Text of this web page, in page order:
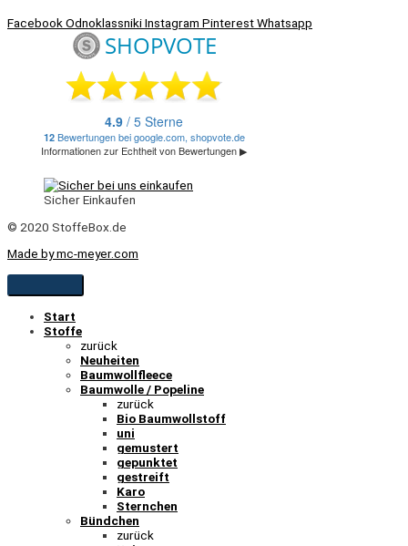
FacebookOdnoklassnikiInstagram PinterestWhatsapp
Sicher Einkaufen
© 2020 StoffeBox.de
Made by mc-meyer.com
Start
Stoffe
zurück
Neuheiten
Baumwollfleece
Baumwolle / Popeline
zurück
Bio Baumwollstoff
uni
gemustert
gepunktet
gestreift
Karo
Sternchen
Bündchen
zurück